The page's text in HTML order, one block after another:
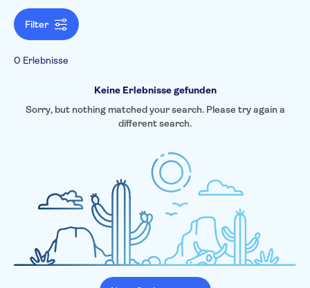
Filter
0 Erlebnisse
Keine Erlebnisse gefunden
Sorry, but nothing matched your search. Please try again a
different search.